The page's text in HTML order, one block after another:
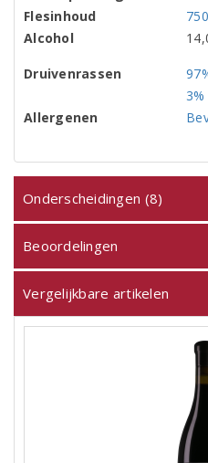
Flesinhoud
Alcohol
Druivenrassen
Allergenen
Onderscheidingen (8)
Beoordelingen
Vergelijkbare artikelen